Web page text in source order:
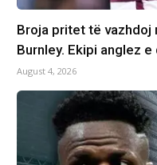
Broja pritet të vazhdoj
Burnley. Ekipi anglez
August 4, 2026